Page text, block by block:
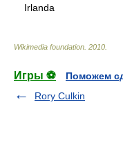
Irlanda
Wikimedia foundation. 2010.
Игры ⚽
Поможем
Rory Culkin